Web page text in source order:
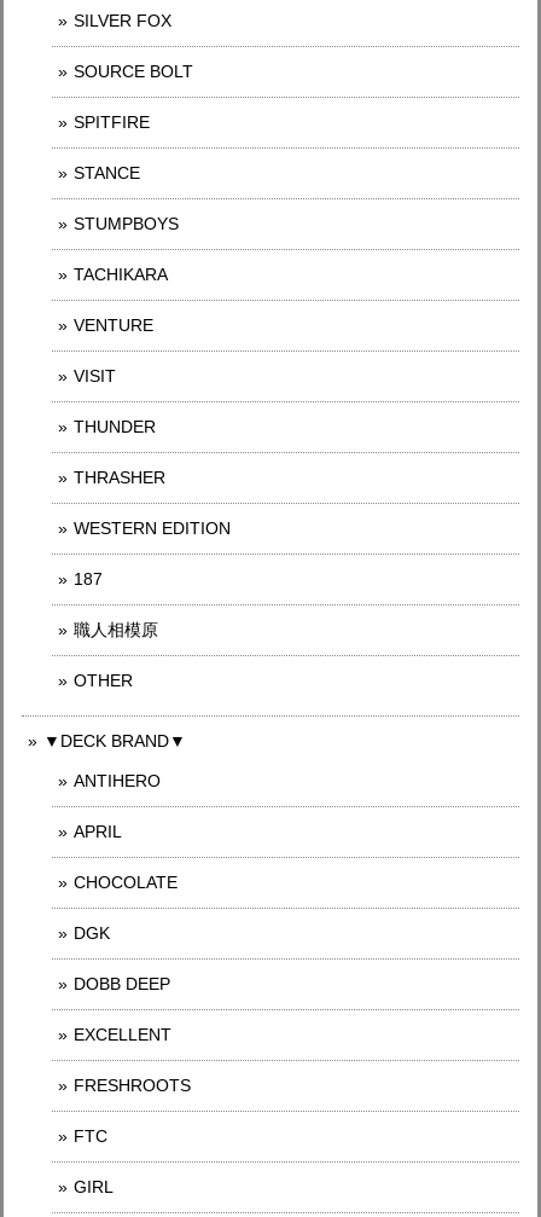
SILVER FOX
SOURCE BOLT
SPITFIRE
STANCE
STUMPBOYS
TACHIKARA
VENTURE
VISIT
THUNDER
THRASHER
WESTERN EDITION
187
職人相模原
OTHER
▼DECK BRAND▼
ANTIHERO
APRIL
CHOCOLATE
DGK
DOBB DEEP
EXCELLENT
FRESHROOTS
FTC
GIRL